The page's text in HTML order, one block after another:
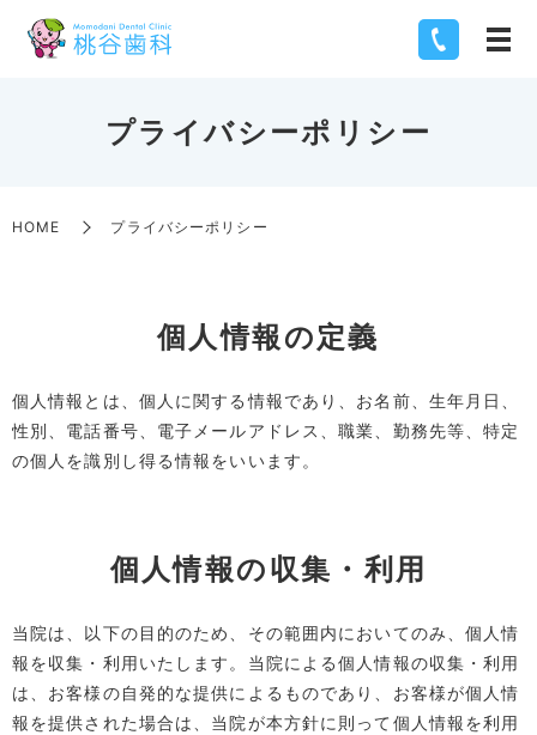
プライバシーポリシー
HOME プライバシーポリシー
個人情報の定義
個人情報とは、個人に関する情報であり、お名前、生年月日、
性別、電話番号、電子メールアドレス、職業、勤務先等、特定
の個人を識別し得る情報をいいます。
個人情報の収集・利用
当院は、以下の目的のため、その範囲内においてのみ、個人情
報を収集・利用いたします。当院による個人情報の収集・利用
は、お客様の自発的な提供によるものであり、お客様が個人情
報を提供された場合は、当院が本方針に則って個人情報を利用